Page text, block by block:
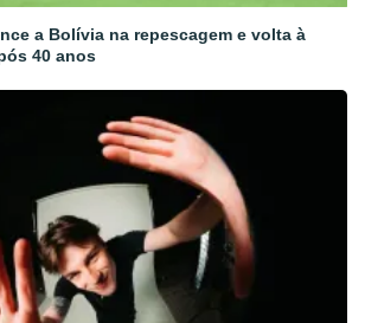
a Bolívia na repescagem e volta à
40 anos